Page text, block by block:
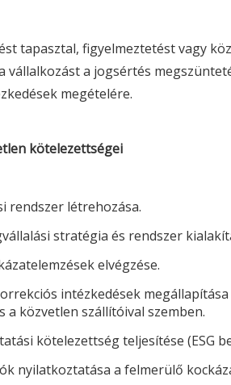
tapasztal, figyelmeztetést vagy
vállalkozást a jogsértés
megételére.
kötelezettségei
rendszer létrehozása.
stratégia és rendszer
elvégzése.
intézkedések
a közvetlen szállítóival szemben.
kötelezettség teljesítése (ESG
nyilatkoztatása a felmerülő